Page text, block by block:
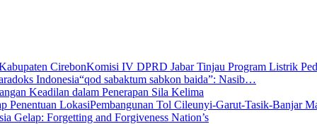
Komisi IV DPRD Jabar Tinjau Program Listrik
“qod sabaktum sabkon baida”: Nasib…
Keadilan dalam Penerapan Sila Kelima
Pembangunan Tol Cileunyi-Garut-Tasik-Banjar
Gelap: Forgetting and Forgiveness Nation’s